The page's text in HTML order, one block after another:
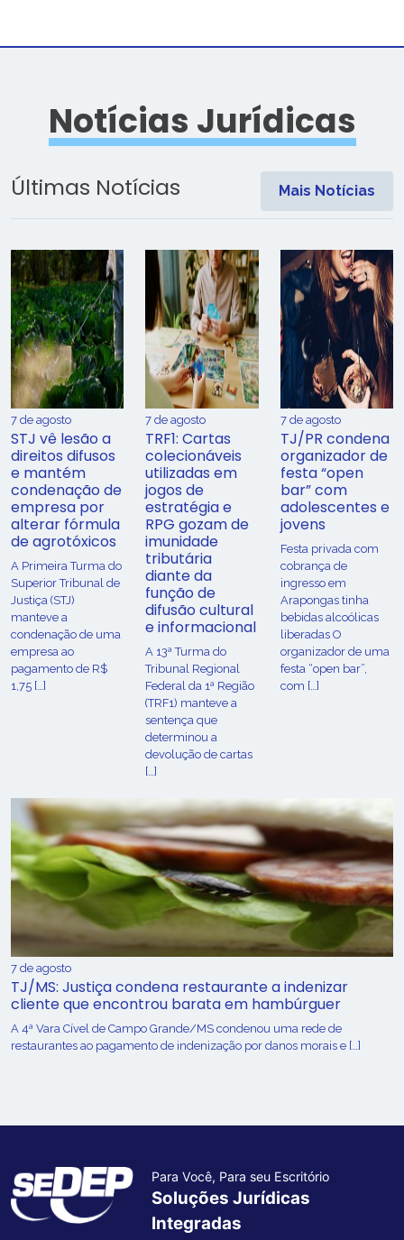
Notícias Jurídicas
Últimas Notícias Mais Notícias
7 de agosto
STJ vê lesão a
direitos difusos
e mantém
condenação de
empresa por
alterar fórmula
de agrotóxicos
​A Primeira Turma do
Superior Tribunal de
Justiça (STJ)
manteve a
condenação de uma
empresa ao
pagamento de R$
1,75 […]
7 de agosto
TRF1: Cartas
colecionáveis
utilizadas em
jogos de
estratégia e
RPG gozam de
imunidade
tributária
diante da
função de
difusão cultural
e informacional
A 13ª Turma do
Tribunal Regional
Federal da 1ª Região
(TRF1) manteve a
sentença que
determinou a
devolução de cartas
[…]
7 de agosto
TJ/PR condena
organizador de
festa “open
bar” com
adolescentes e
jovens
Festa privada com
cobrança de
ingresso em
Arapongas tinha
bebidas alcoólicas
liberadas O
organizador de uma
festa “open bar”,
com […]
7 de agosto
TJ/MS: Justiça condena restaurante a indenizar
cliente que encontrou barata em hambúrguer
A 4ª Vara Cível de Campo Grande/MS condenou uma rede de
restaurantes ao pagamento de indenização por danos morais e […]
Para Você, Para seu Escritório
Soluções Jurídicas
Integradas